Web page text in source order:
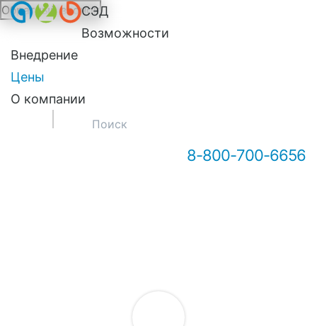
Обратный звонок
Онлайн-консультация А2Б
СЭД
Возможности
Внедрение
Цены
О компании
8-800-700-6656